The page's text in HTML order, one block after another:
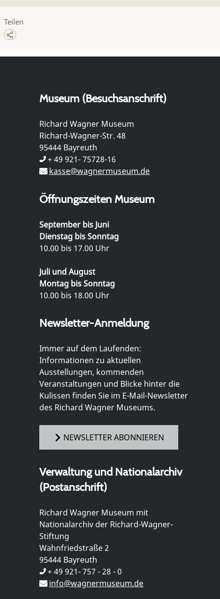
Teilen
Museum (Besuchsanschrift)
Richard Wagner Museum
Richard-Wagner-Str. 48
95444 Bayreuth
+ 49 921- 75728-16
kasse@wagnermuseum.de
Öffnungszeiten Museum
September bis Juni
Dienstag bis Sonntag
10.00 bis 17.00 Uhr
Juli und August
Montag bis Sonntag
10.00 bis 18.00 Uhr
Newsletter-Anmeldung
Immer auf dem Laufenden:
Informationen zu aktuellen
Ausstellungen, kommenden
Veranstaltungen und Blicke hinter die
Kulissen finden Sie im E-Mail-Newsletter
des Richard Wagner Museums.
NEWSLETTER ABONNIEREN
Verwaltung und Nationalarchiv
(Postanschrift)
Richard Wagner Museum mit
Nationalarchiv der Richard-Wagner-
Stiftung
Wahnfriedstraße 2
95444 Bayreuth
+ 49 921- 757 - 28 - 0
info@wagnermuseum.de